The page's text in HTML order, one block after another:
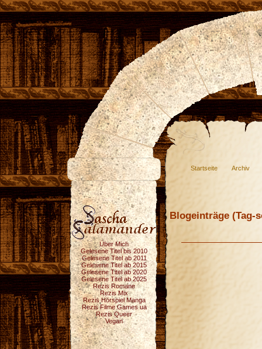
Startseite Archiv
Über Mich
Gelesene Titel bis 2010
Gelesene Titel ab 2011
Gelesene Titel ab 2015
Gelesene Titel ab 2020
Gelesene Titel ab 2025
Rezis Romane
Rezis Mix
Rezis Hörspiel Manga
Rezis Filme Games ua
Rezis Queer
Vegan
Blogeinträge (Tag-